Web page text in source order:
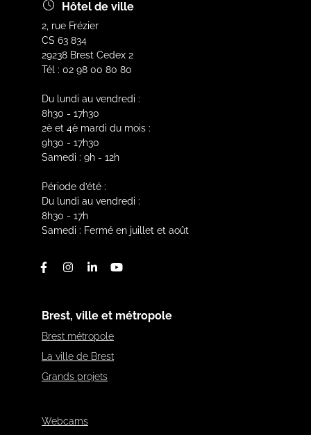
Hôtel de ville
2, rue Frézier
CS 63 834
29238 Brest Cedex 2
Tél : 02 98 00 80 80
Du lundi au vendredi :
8h30 - 17h30
2è et 4è mardi du mois :
9h30 - 17h30
Samedi : 9h - 12h
Période d’été :
Du lundi au vendredi :
8h30 - 17h
Samedi : Fermé en juillet et août
FacebookInstagram
LinkedinYoutube
Brest, ville et métropole
Brest métropole
La ville de Brest
Grands projets
Webcams